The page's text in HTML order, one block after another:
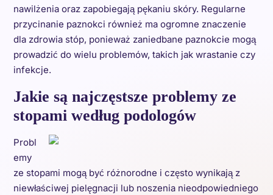
nawilżenia oraz zapobiegają pękaniu skóry. Regularne
przycinanie paznokci również ma ogromne znaczenie
dla zdrowia stóp, ponieważ zaniedbane paznokcie mogą
prowadzić do wielu problemów, takich jak wrastanie czy
infekcje.
Jakie są najczęstsze problemy ze
stopami według podologów
Probl
emy
ze stopami mogą być różnorodne i często wynikają z
niewłaściwej pielęgnacji lub noszenia nieodpowiedniego